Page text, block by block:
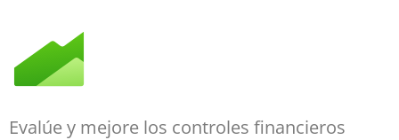
Evalúe y mejore los controles financieros